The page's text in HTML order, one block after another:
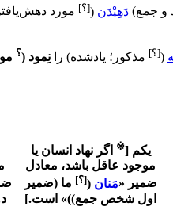
و جمع) دَهِیْدَن ([؟] مورد
([؟] مذکور؛ یادشده) را نِمود (؟
یکم [
※ اگر نهاد انسان یا
موجود عاقل باشد، معادل
ضمیر «مَنان ([؟] ما (ضمیر
اول شخص جمع))» است.]